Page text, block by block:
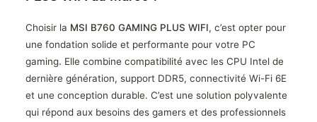
Choisir la MSI B760 GAMING PLUS WIFI, c’est opter pour
une fondation solide et performante pour votre PC
gaming. Elle combine compatibilité avec les CPU Intel de
dernière génération, support DDR5, connectivité Wi-Fi 6E
et une conception durable. C’est une solution polyvalente
qui répond aux besoins des gamers et des professionnels